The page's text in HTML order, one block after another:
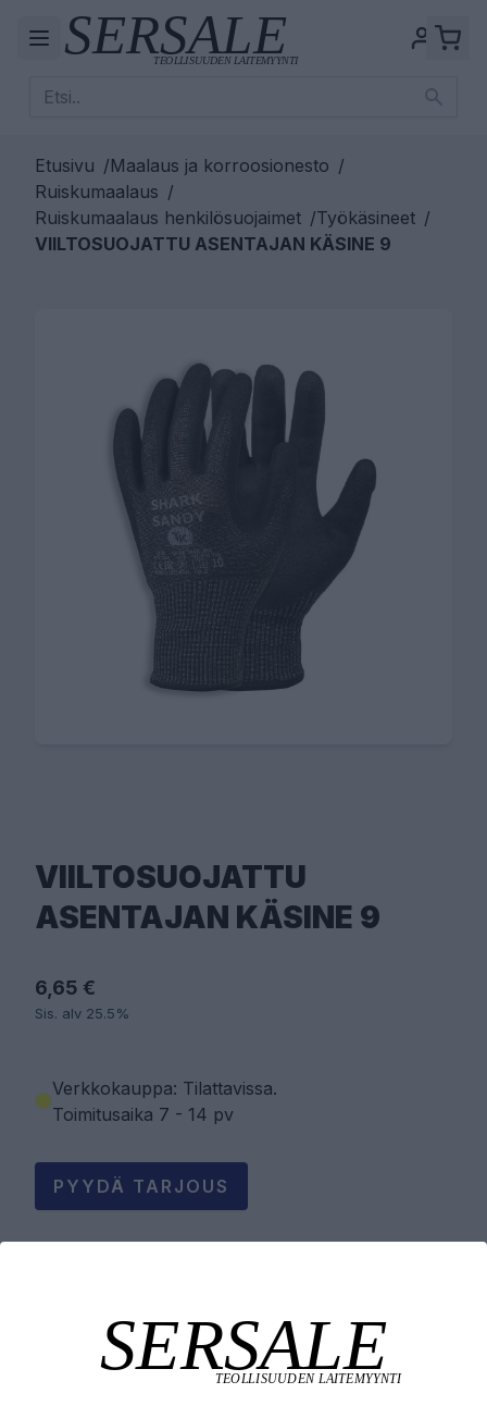
Etusivu /Maalaus ja korroosionesto /
Ruiskumaalaus /
Ruiskumaalaus henkilösuojaimet /Työkäsineet /
VIILTOSUOJATTU ASENTAJAN KÄSINE 9
VIILTOSUOJATTU
ASENTAJAN KÄSINE 9
6,65 €
Sis. alv 25.5%
Verkkokauppa: Tilattavissa.
Toimitusaika 7 - 14 pv
PYYDÄ TARJOUS